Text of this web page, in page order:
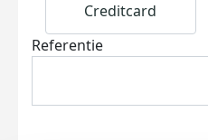
Creditcard
Referentie